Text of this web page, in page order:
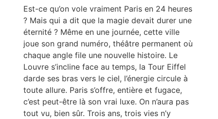
Est-ce qu’on vole vraiment Paris en 24 heures
? Mais qui a dit que la magie devait durer une
éternité ? Même en une journée, cette ville
joue son grand numéro, théâtre permanent où
chaque angle file une nouvelle histoire. Le
Louvre s’incline face au temps, la Tour Eiffel
darde ses bras vers le ciel, l’énergie circule à
toute allure. Paris s’offre, entière et fugace,
c’est peut-être là son vrai luxe. On n’aura pas
tout vu, bien sûr. Trois ans, trois vies n’y